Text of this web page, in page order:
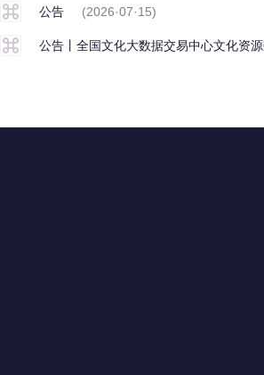
公告 (2026·07·15)
公告丨全国文化大数据交易中心文化资